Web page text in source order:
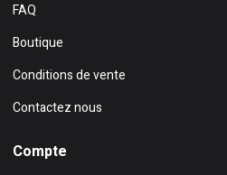
FAQ
Boutique
Conditions de vente
Contactez nous
Compte